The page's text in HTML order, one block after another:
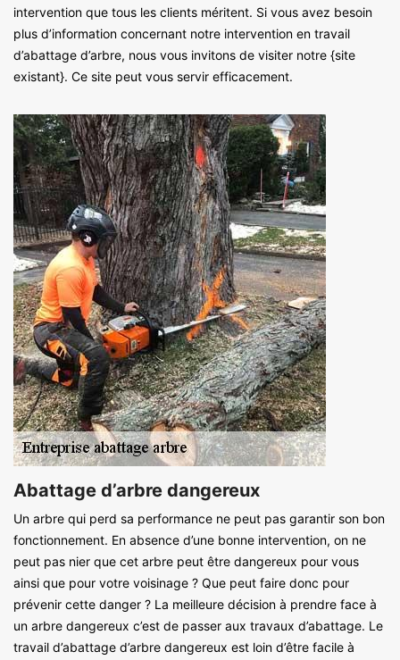
intervention que tous les clients méritent. Si vous avez besoin
plus d’information concernant notre intervention en travail
d’abattage d’arbre, nous vous invitons de visiter notre {site
existant}. Ce site peut vous servir efficacement.
Abattage d’arbre dangereux
Un arbre qui perd sa performance ne peut pas garantir son bon
fonctionnement. En absence d’une bonne intervention, on ne
peut pas nier que cet arbre peut être dangereux pour vous
ainsi que pour votre voisinage ? Que peut faire donc pour
prévenir cette danger ? La meilleure décision à prendre face à
un arbre dangereux c’est de passer aux travaux d’abattage. Le
travail d’abattage d’arbre dangereux est loin d’être facile à